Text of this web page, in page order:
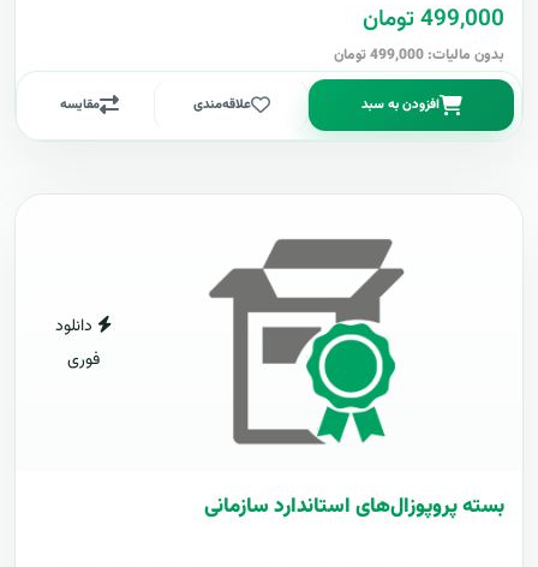
499,000 تومان
بدون مالیات: 499,000 تومان
افزودن به سبد علاقه‌مندی مقایسه
دانلود
فوری
بسته پروپوزال‌های استاندارد سازمانی